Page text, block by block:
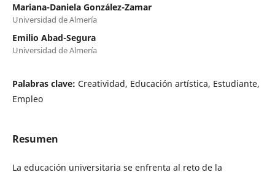
Mariana-Daniela González-Zamar
Universidad de Almería
Emilio Abad-Segura
Universidad de Almería
Palabras clave: Creatividad, Educación artística, Estudiante,
Empleo
Resumen
La educación universitaria se enfrenta al reto de la